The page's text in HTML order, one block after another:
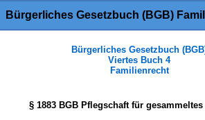
Bürgerliches Gesetzbuch (BGB)
Bürgerliches Gesetzbuch
Viertes Buch 4
Familienrecht
§ 1883 BGB Pflegschaft für